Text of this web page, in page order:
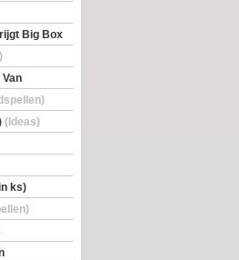
Big Box
(Ideas)
ks)